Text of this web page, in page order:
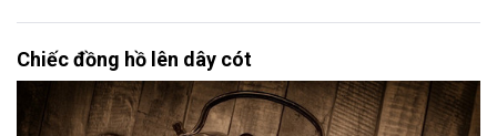
Chiếc đồng hồ lên dây cót